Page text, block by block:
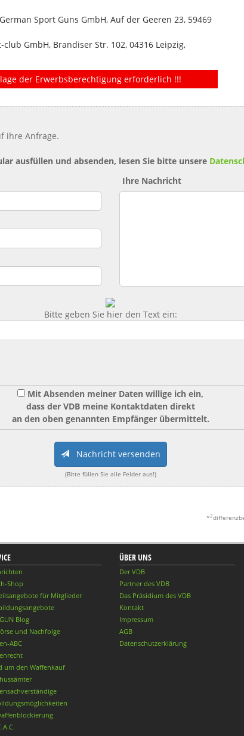
Sport Guns GmbH, Auf der Geeren 23, 59469
GmbH, Brandiser Str. 102, 04316 Leipzig,
der Erwerbsberechtigung erforderlich !!!
ihre Anfrage.
ausfüllen und absenden, lesen Sie bitte unsere
Ihre Nachricht
Bitte geben Sie hier den Text ein:
Mit Absenden meiner Daten willige ich ein,
dass der VDB meine Kontaktdaten direkt
an den oben genannten Empfänger übermittelt.
Nachricht versenden
(Bitte füllen Sie alle Felder aus!)
*2
Shop
für Mitglieder
Blog
und Nachfolge
ABC
um den Waffenkauf
ÜBER UNS
Der VDB
Partner des VDB
Das Präsidium des VDB
Kontakt
Impressum
AGB
Datenschutzerklärung